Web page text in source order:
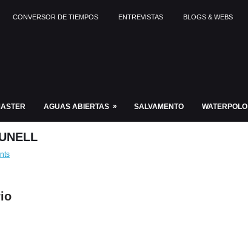
CONVERSOR DE TIEMPOS ENTREVISTAS BLOGS & WEBS
AGUAS ABIERTAS » SALVAMENTO WATERPOLO